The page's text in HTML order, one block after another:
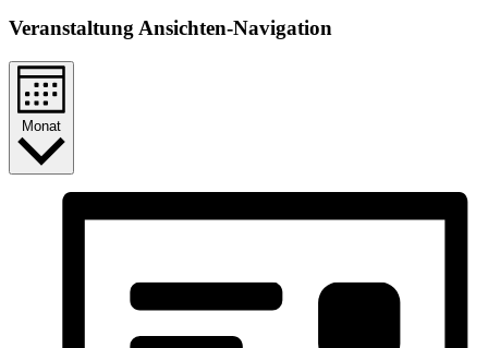
Veranstaltung Ansichten-Navigation
Monat